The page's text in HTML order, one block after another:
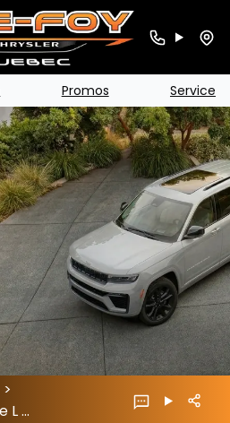
Promos Service
>
Jeep Grand Cherokee L 2026 configuration et prix